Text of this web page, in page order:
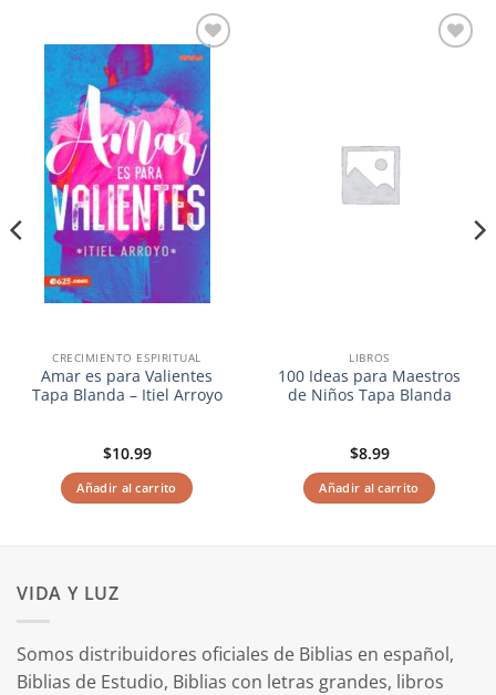
Añadir
deseos
CRECIMIENTO ESPIRITUAL
Amar es para Valientes
Tapa Blanda – Itiel Arroyo
$10.99
Añadir al carrito
LIBROS
100 Ideas para Maestros
de Niños Tapa Blanda
$8.99
Añadir al carrito
VIDA Y LUZ
Somos distribuidores oficiales de Biblias en español,
Biblias de Estudio, Biblias con letras grandes, libros